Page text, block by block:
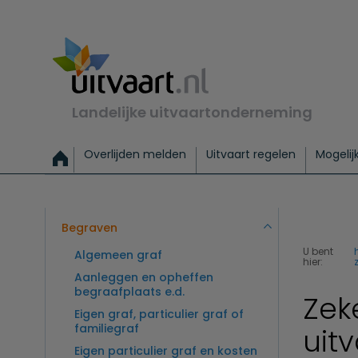
Landelijke uitvaartonderneming
Overlijden melden Uitvaart regelen
Exclusieve uitvaart Begrafenis Basis
Begraven
Algemeen graf
Aanleggen en opheffen
begraafplaats e.d.
Eigen graf, particulier graf of
familiegraf
Eigen particulier graf en kosten
U bent
hier: